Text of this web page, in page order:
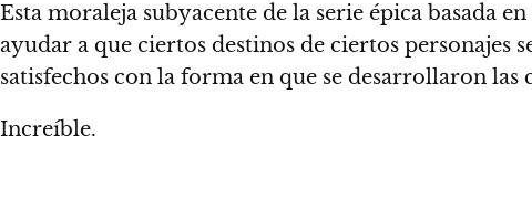
Esta moraleja subyacente de la serie épica basada
ayudar a que ciertos destinos de ciertos personajes
satisfechos con la forma en que se desarrollaron las
Increíble.